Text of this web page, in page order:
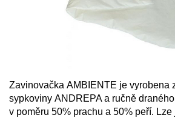
Zavinovačka AMBIENTE je vyrobena
sypkoviny ANDREPA a ručně
v poměru 50% prachu a 50% peří. Lze